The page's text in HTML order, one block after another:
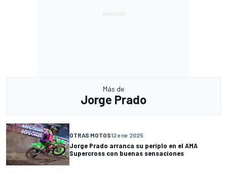
Más de
Jorge Prado
OTRAS MOTOS12 ene 2025
Jorge Prado arranca su periplo en el AMA
Supercross con buenas sensaciones